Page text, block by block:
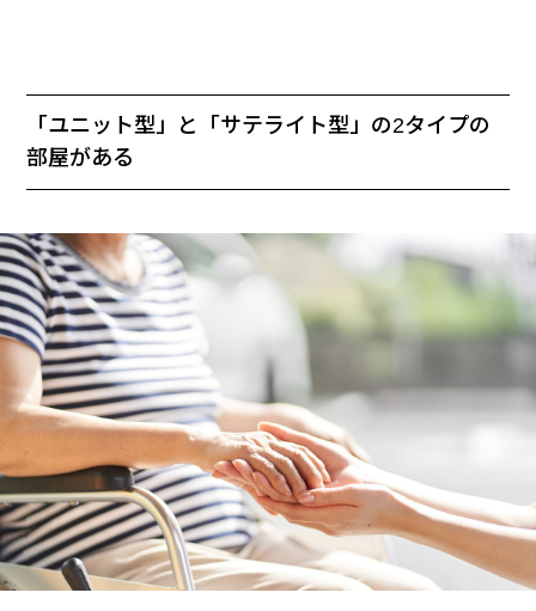
「ユニット型」と「サテライト型」の2タイプの
部屋がある